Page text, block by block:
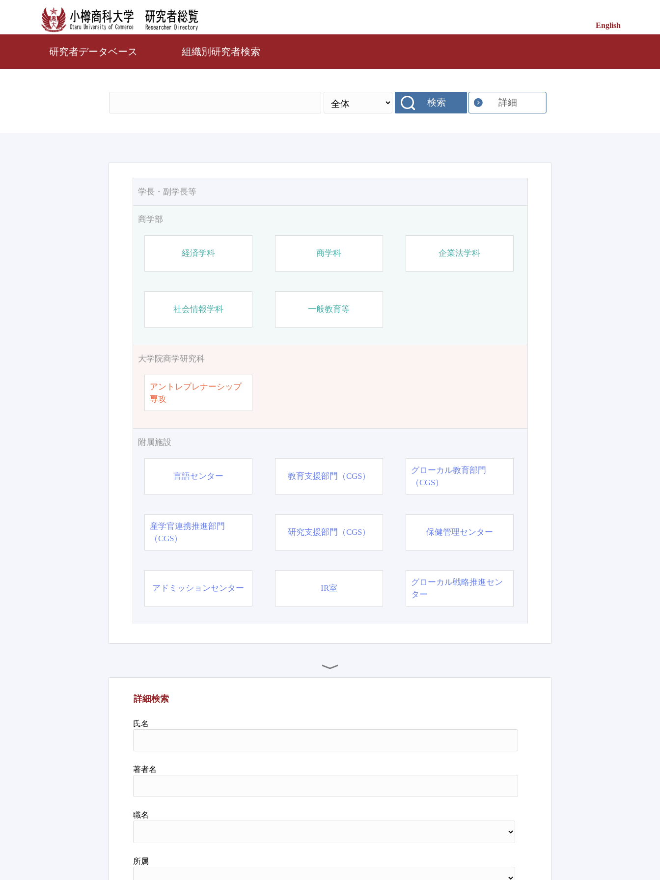
English
研究者データベース 組織別研究者検索
検索 詳細
学長・副学長等
商学部
経済学科 商学科 企業法学科
社会情報学科 一般教育等
大学院商学研究科
アントレプレナーシップ
専攻
附属施設
言語センター 教育支援部門（CGS）
グローカル教育部門
（CGS）
産学官連携推進部門
（CGS）
研究支援部門（CGS） 保健管理センター
アドミッションセンター IR室
グローカル戦略推進セン
ター
詳細検索
氏名
著者名
職名
所属